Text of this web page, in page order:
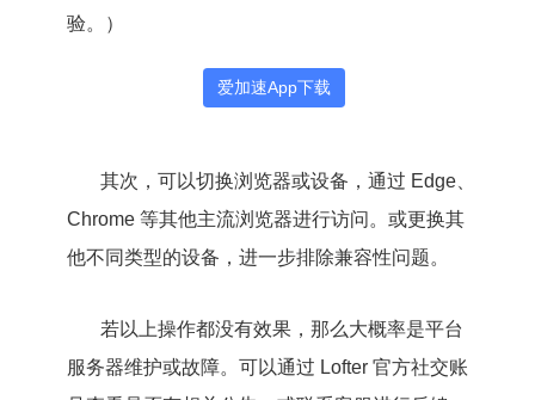
验。）
爱加速App下载
其次，可以切换浏览器或设备，通过 Edge、
Chrome 等其他主流浏览器进行访问。或更换其
他不同类型的设备，进一步排除兼容性问题。
若以上操作都没有效果，那么大概率是平台
服务器维护或故障。可以通过 Lofter 官方社交账